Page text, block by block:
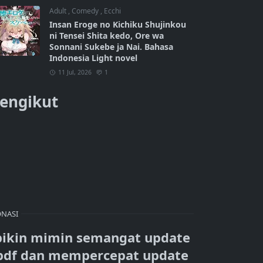
Adult , Comedy , Ecchi
Insan Eroge no Kichiku Shujinkou
ni Tensei Shita kedo, Ore wa
Sonnani Sukebe ja Nai. Bahasa
Indonesia Light novel
11 Jul, 2026 1
mimin semangat update
dan mempercepat update